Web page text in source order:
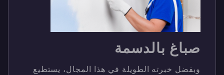
صباغ بالدسمة
وبفضل خبرته الطويلة في هذا المجال، يستطيع